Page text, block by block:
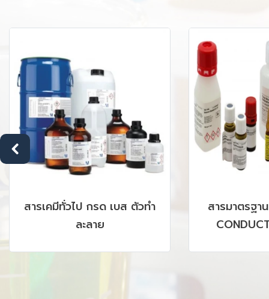
สารเคมีทั่วไป กรด เบส ตัวทำ
ละลาย
สารมาตรฐา